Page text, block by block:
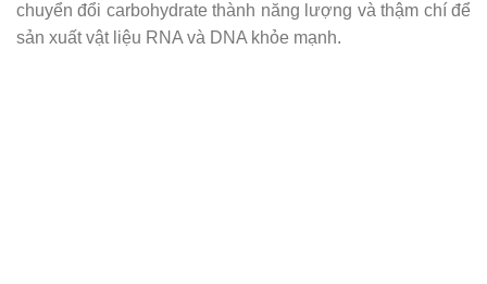
chuyển đổi carbohydrate thành năng lượng và thậm chí để
sản xuất vật liệu RNA và DNA khỏe mạnh.